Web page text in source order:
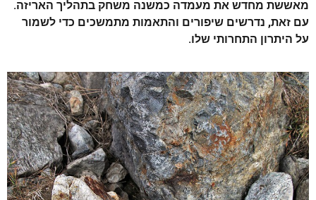
מאששת מחדש את מעמדה כמשנה משחק בתהליך האריזה.
עם זאת, נדרשים שיפורים והתאמות מתמשכים כדי לשמור
על היתרון התחרותי שלו.